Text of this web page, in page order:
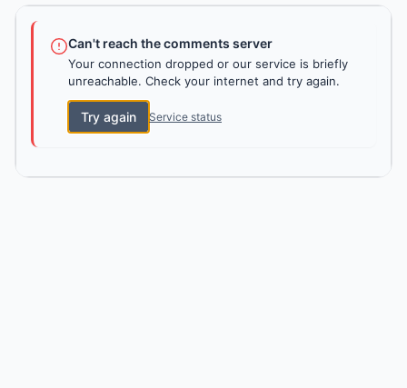
Can't reach the comments server
Your connection dropped or our service is briefly
unreachable. Check your internet and try again.
Try again Service status